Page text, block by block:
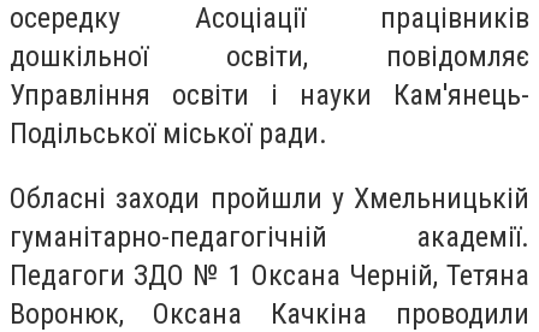
осередку Асоціації працівників
дошкільної освіти, повідомляє
Управління освіти і науки Кам'янець-
Подільської міської ради.
Обласні заходи пройшли у Хмельницькій
гуманітарно-педагогічній академії.
Педагоги ЗДО № 1 Оксана Черній, Тетяна
Воронюк, Оксана Качкіна проводили